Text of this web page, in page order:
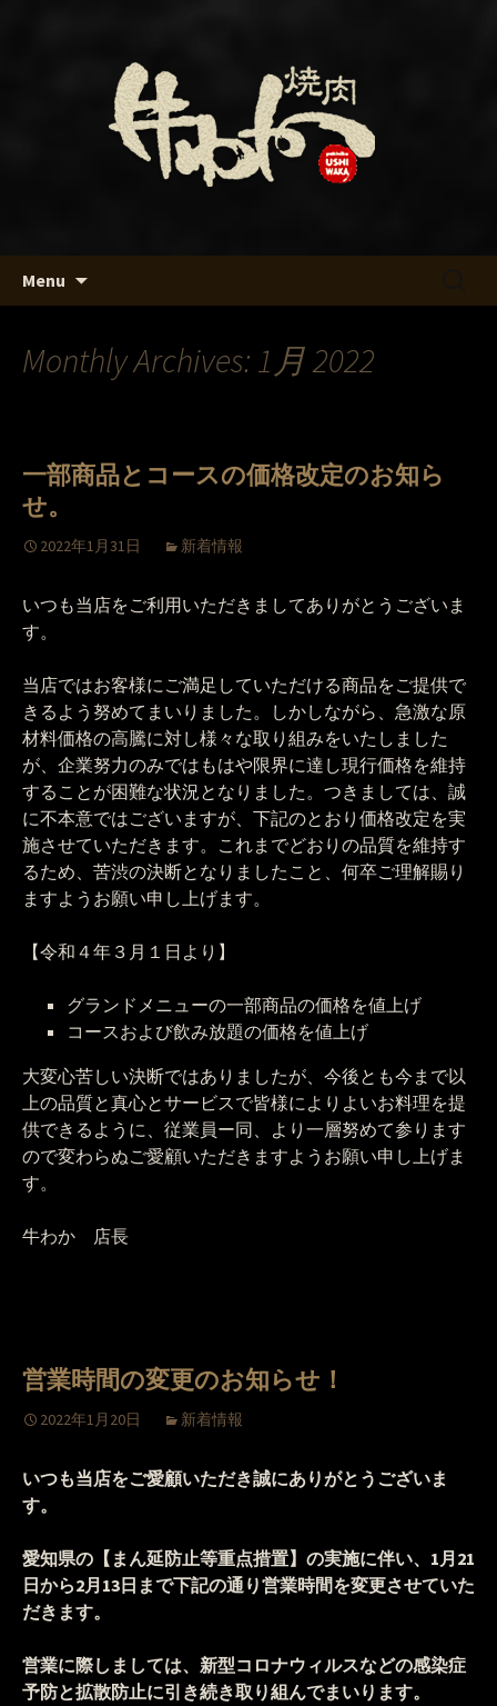
名古屋・名駅の焼肉「牛わか」
のブログ
Menu
Monthly Archives: 1月 2022
一部商品とコースの価格改定のお知ら
せ。
2022年1月31日 新着情報
いつも当店をご利用いただきましてありがとうございま
す。
当店ではお客様にご満足していただける商品をご提供で
きるよう努めてまいりました。しかしながら、急激な原
材料価格の高騰に対し様々な取り組みをいたしました
が、企業努力のみではもはや限界に達し現行価格を維持
することが困難な状況となりました。つきましては、誠
に不本意ではございますが、下記のとおり価格改定を実
施させていただきます。これまでどおりの品質を維持す
るため、苦渋の決断となりましたこと、何卒ご理解賜り
ますようお願い申し上げます。
【令和４年３月１日より】
グランドメニューの一部商品の価格を値上げ
コースおよび飲み放題の価格を値上げ
大変心苦しい決断ではありましたが、今後とも今まで以
上の品質と真心とサービスで皆様によりよいお料理を提
供できるように、従業員ー同、より一層努めて参ります
ので変わらぬご愛顧いただきますようお願い申し上げま
す。
牛わか 店長
営業時間の変更のお知らせ！
2022年1月20日 新着情報
いつも当店をご愛顧いただき誠にありがとうございま
す。
愛知県の【まん延防止等重点措置】の実施に伴い、1月21
日から2月13日まで下記の通り営業時間を変更させていた
だきます。
営業に際しましては、新型コロナウィルスなどの感染症
予防と拡散防止に引き続き取り組んでまいります。